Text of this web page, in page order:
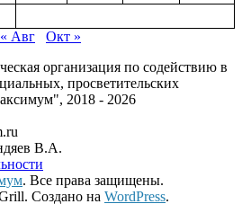
« Авг
Окт »
организация по содействию в
просветительских
2018 - 2026
В.А.
. Все права защищены.
Создано на WordPress.